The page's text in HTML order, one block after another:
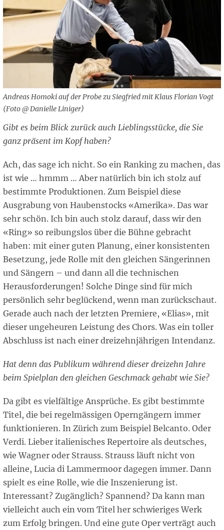
Andreas Homoki auf der Probe zu Siegfried mit Klaus Florian Vogt
(Foto @ Danielle Liniger)
Gibt es beim Blick zurück auch Lieblingsstücke, die Sie
ganz präsent im Kopf haben?
Ach, das sage ich nicht. So ein Ranking zu machen, das
ist wie … hmmm … Aber natürlich bin ich stolz auf
bestimmte Produktionen. Zum Beispiel diese
Ausgrabung von Haubenstocks «Amerika». Das war
sehr schön. Ich bin auch stolz darauf, dass wir den
«Ring» so reibungslos über die Bühne gebracht
haben: mit einer guten Planung, einer konsistenten
Besetzung, jede Rolle mit den gleichen Sängerinnen
und Sängern – und dann all die technischen
Herausforderungen! Solche Dinge sind für mich
persönlich sehr beglückend, wenn man zurückschaut.
Gerade auch nach der letzten Premiere, «Elias», mit
dieser ungeheuren Leistung des Chors. Was ein toller
Abschluss ist nach einer dreizehnjährigen Intendanz.
Hat denn das Publikum während dieser dreizehn Jahre
beim Spielplan den gleichen Geschmack gehabt wie Sie?
Da gibt es vielfältige Ansprüche. Es gibt bestimmte
Titel, die bei regelmässigen Operngängern immer
funktionieren. In Zürich zum Beispiel Belcanto. Oder
Verdi. Lieber italienisches Repertoire als deutsches,
wie Wagner oder Strauss. Strauss läuft nicht von
alleine, Lucia di Lammermoor dagegen immer. Dann
spielt es eine Rolle, wie die Inszenierung ist.
Interessant? Zugänglich? Spannend? Da kann man
vielleicht auch ein vom Titel her schwieriges Werk
zum Erfolg bringen. Und eine gute Oper verträgt auch